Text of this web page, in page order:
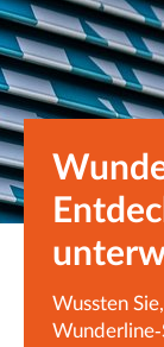
Wussten